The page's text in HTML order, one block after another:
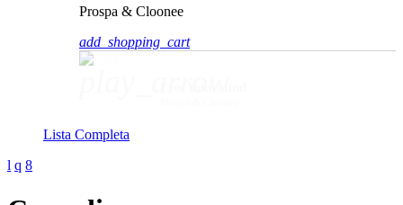
Prospa & Cloonee
add_shopping_cart
Lista Completa